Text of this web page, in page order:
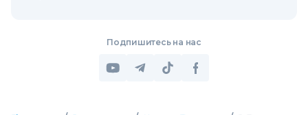
Подпишитесь на нас